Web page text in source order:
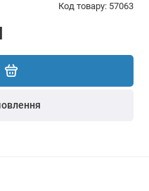
Код товару: 57063